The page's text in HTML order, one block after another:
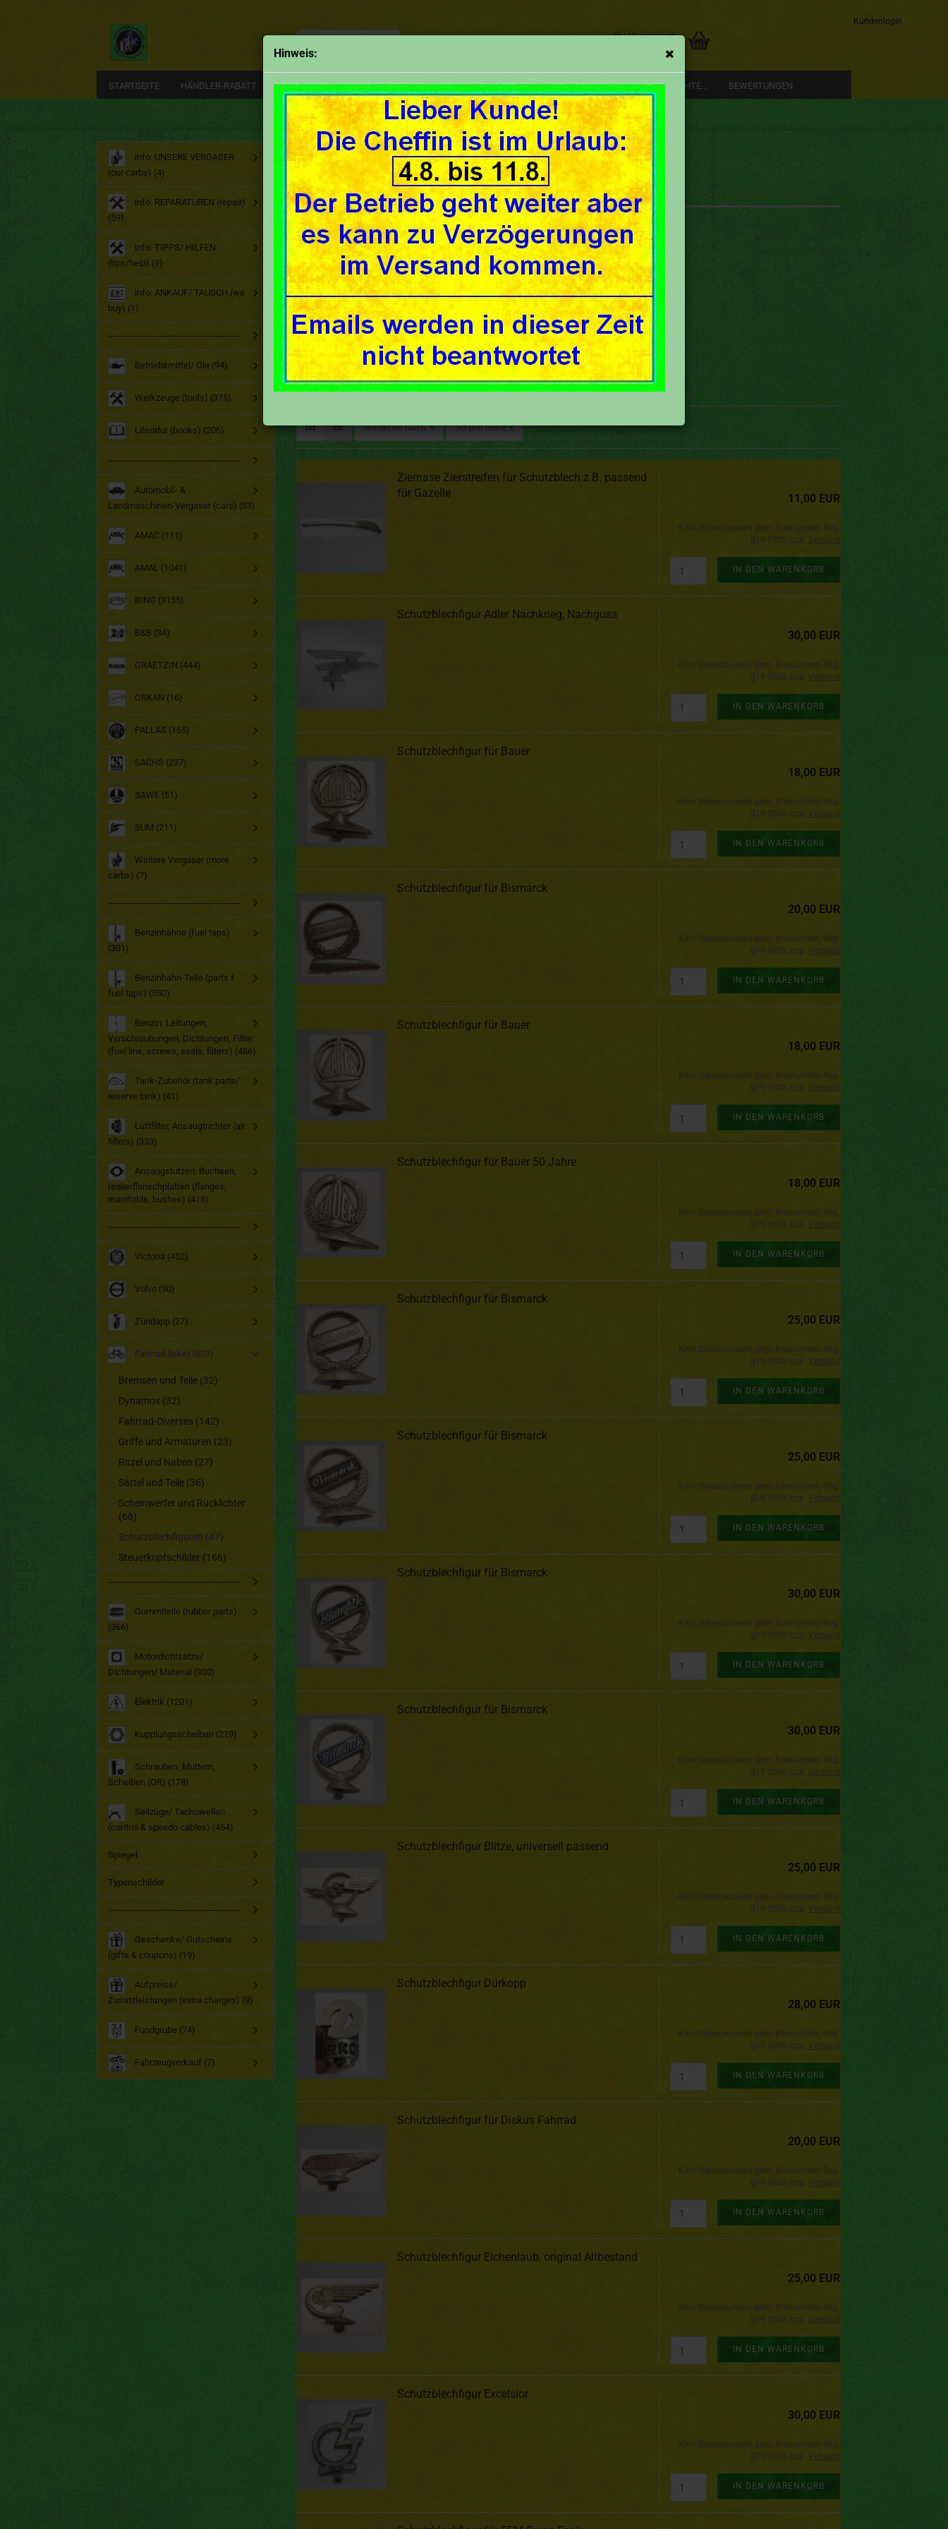
Hinweis:
Kundenlogin
Ihr Warenkorb
STARTSEITE HÄNDLER-RABATT EMAIL TELEFON SUCHE REPARATUREN UNSER GESCHÄFT UNSERE GESCHICHTE... BEWERTUNGEN
Startseite » Fahrrad (bike) » Schutzblechfiguren
Schutzblechfiguren
Sortieren nach 50 pro Seite
Ziernase Zierstreifen für Schutzblech z.B. passend
für Gazelle
11,00 EUR
IN DEN WARENKORB
Schutzblechfigur Adler Nachkrieg, Nachguss
30,00 EUR
IN DEN WARENKORB
Schutzblechfigur für Bauer
18,00 EUR
IN DEN WARENKORB
Schutzblechfigur für Bismarck
20,00 EUR
IN DEN WARENKORB
Schutzblechfigur für Bauer
18,00 EUR
IN DEN WARENKORB
Schutzblechfigur für Bauer 50 Jahre
18,00 EUR
IN DEN WARENKORB
Schutzblechfigur für Bismarck
25,00 EUR
IN DEN WARENKORB
Schutzblechfigur für Bismarck
25,00 EUR
IN DEN WARENKORB
Schutzblechfigur für Bismarck
30,00 EUR
IN DEN WARENKORB
Schutzblechfigur für Bismarck
30,00 EUR
IN DEN WARENKORB
Schutzblechfigur Blitze, universell passend
25,00 EUR
IN DEN WARENKORB
Schutzblechfigur Dürkopp
28,00 EUR
IN DEN WARENKORB
Schutzblechfigur für Diskus Fahrrad
20,00 EUR
IN DEN WARENKORB
Schutzblechfigur Eichenlaub, original Altbestand
25,00 EUR
IN DEN WARENKORB
Schutzblechfigur Excelsior
30,00 EUR
IN DEN WARENKORB
info: UNSERE VERGASER
(our carbs) (4)
info: REPARATUREN (repair)
(59)
info: TIPPS/ HILFEN
(tips/help) (9)
info: ANKAUF/ TAUSCH (we
buy) (1)
-----------------------------------------------
Betriebsmittel/ Öle (94)
Werkzeuge (tools) (375)
Literatur (books) (206)
-----------------------------------------------
Automobil- &
Landmaschinen-Vergaser (cars) (83)
AMAC (111)
AMAL (1041)
BING (3155)
B&B (34)
GRAETZIN (444)
ORKAN (16)
PALLAS (165)
SACHS (237)
SAWE (51)
SUM (211)
Weitere Vergaser (more
carbs) (7)
-----------------------------------------------
Benzinhähne (fuel taps)
(301)
Benzinhahn-Teile (parts f
fuel taps) (550)
Benzin: Leitungen,
Verschraubungen, Dichtungen, Filter
(fuel line, screws, seals, filters) (486)
Tank-Zubehör (tank parts/
reserve tank) (41)
Luftfilter, Ansaugtrichter (air
filters) (333)
Ansaugstutzen, Buchsen,
Isolierflanschplatten (flanges,
manifolds, bushes) (418)
-----------------------------------------------
Victoria (452)
Volvo (30)
Zündapp (27)
Fahrrad (bike) (573)
Bremsen und Teile (32)
Dynamos (32)
Fahrrad-Diverses (142)
Griffe und Armaturen (23)
Ritzel und Naben (27)
Sättel und Teile (36)
Scheinwerfer und Rücklichter
(68)
Schutzblechfiguren (47)
Steuerkopfschilder (166)
-----------------------------------------------
Gummiteile (rubber parts)
(366)
Motordichtsätze/
Dichtungen/ Material (330)
Elektrik (1201)
Kupplungsscheiben (219)
Schrauben, Muttern,
Scheiben (OR) (178)
Seilzüge/ Tachowellen
(control & speedo cables) (454)
Spiegel
Typenschilder
-----------------------------------------------
Geschenke/ Gutscheine
(gifts & coupons) (19)
Aufpreise/
Zusatzleistungen (extra charges) (8)
Fundgrube (74)
Fahrzeugverkauf (7)